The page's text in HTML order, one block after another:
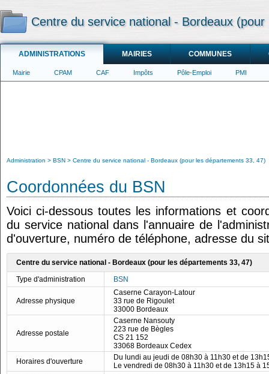
Centre du service national - Bordeaux
ADMINISTRATIONS MAIRIES COMMUNES
Mairie CPAM CAF Impôts Pôle-Emploi PMI
Administration BSN Centre du service national - Bordeaux (pour les départements 33, 47)
Coordonnées du BSN
Voici ci-dessous toutes les informations et
du service national dans l'annuaire de
d'ouverture, numéro de téléphone, adresse du
Centre du service national - Bordeaux (pour les départements 33, 47)
Type d'administration
BSN
Adresse physique
Caserne Carayon-Latour
33 rue de Rigoulet
33000 Bordeaux
Adresse postale
Caserne Nansouty
223 rue de Bègles
CS 21 152
33068 Bordeaux Cedex
Horaires d'ouverture
Du lundi au jeudi de 08h30 à 11h30 et de
Le vendredi de 08h30 à 11h30 et de 13h15 à